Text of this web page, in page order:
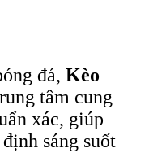
đá, Kèo
tâm cung
xác, giúp
sáng suốt